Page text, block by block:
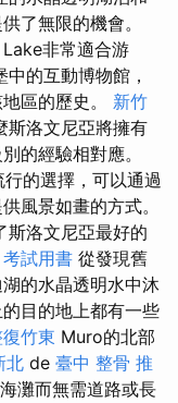
了無限的機會。
Lake非常適合游
的互動博物館，
區的歷史。 新竹
斯洛文尼亞將擁有
的經驗相對應。
的選擇，可以通過
風景如畫的方式。
斯洛文尼亞最好的
試用書 從發現舊
的水晶透明水中沐
目的地上都有一些
竹東 Muro的北部
北 de 臺中 整骨 推
灘而無需道路或長